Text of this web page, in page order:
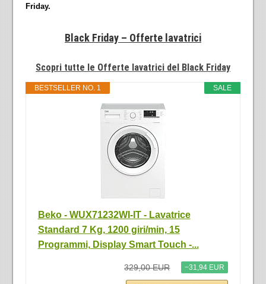
Friday.
Black Friday – Offerte lavatrici
Scopri tutte le Offerte lavatrici del Black Friday
SALE
BESTSELLER NO. 1
Beko - WUX71232WI-IT - Lavatrice
Standard 7 Kg, 1200 giri/min, 15
Programmi, Display Smart Touch -...
329,00 EUR −31,94 EUR